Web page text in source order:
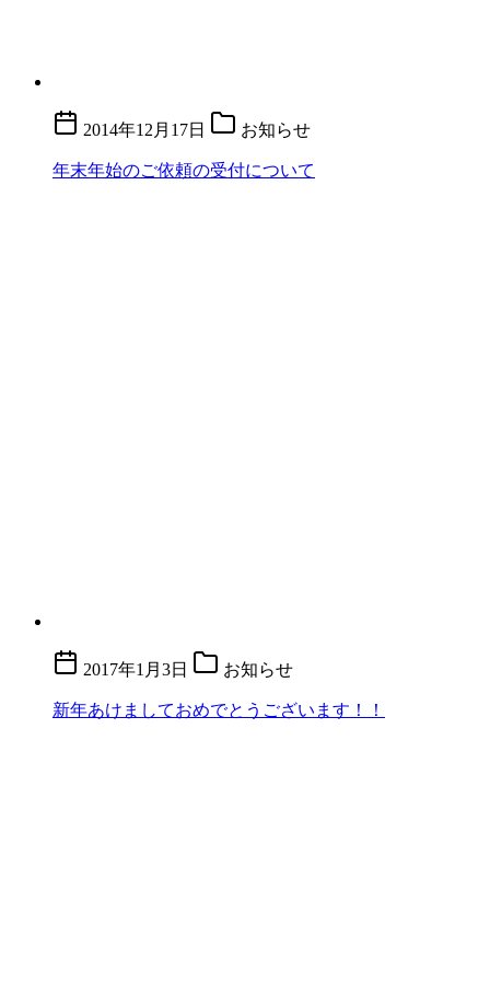
2014年12月17日 お知らせ
年末年始のご依頼の受付について
2017年1月3日 お知らせ
新年あけましておめでとうございます！！